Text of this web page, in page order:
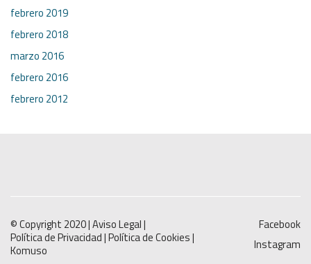
febrero 2019
febrero 2018
marzo 2016
febrero 2016
febrero 2012
Facebook
Instagram
© Copyright 2020 |Aviso Legal|
Política de Privacidad|Política de Cookies|
Komuso